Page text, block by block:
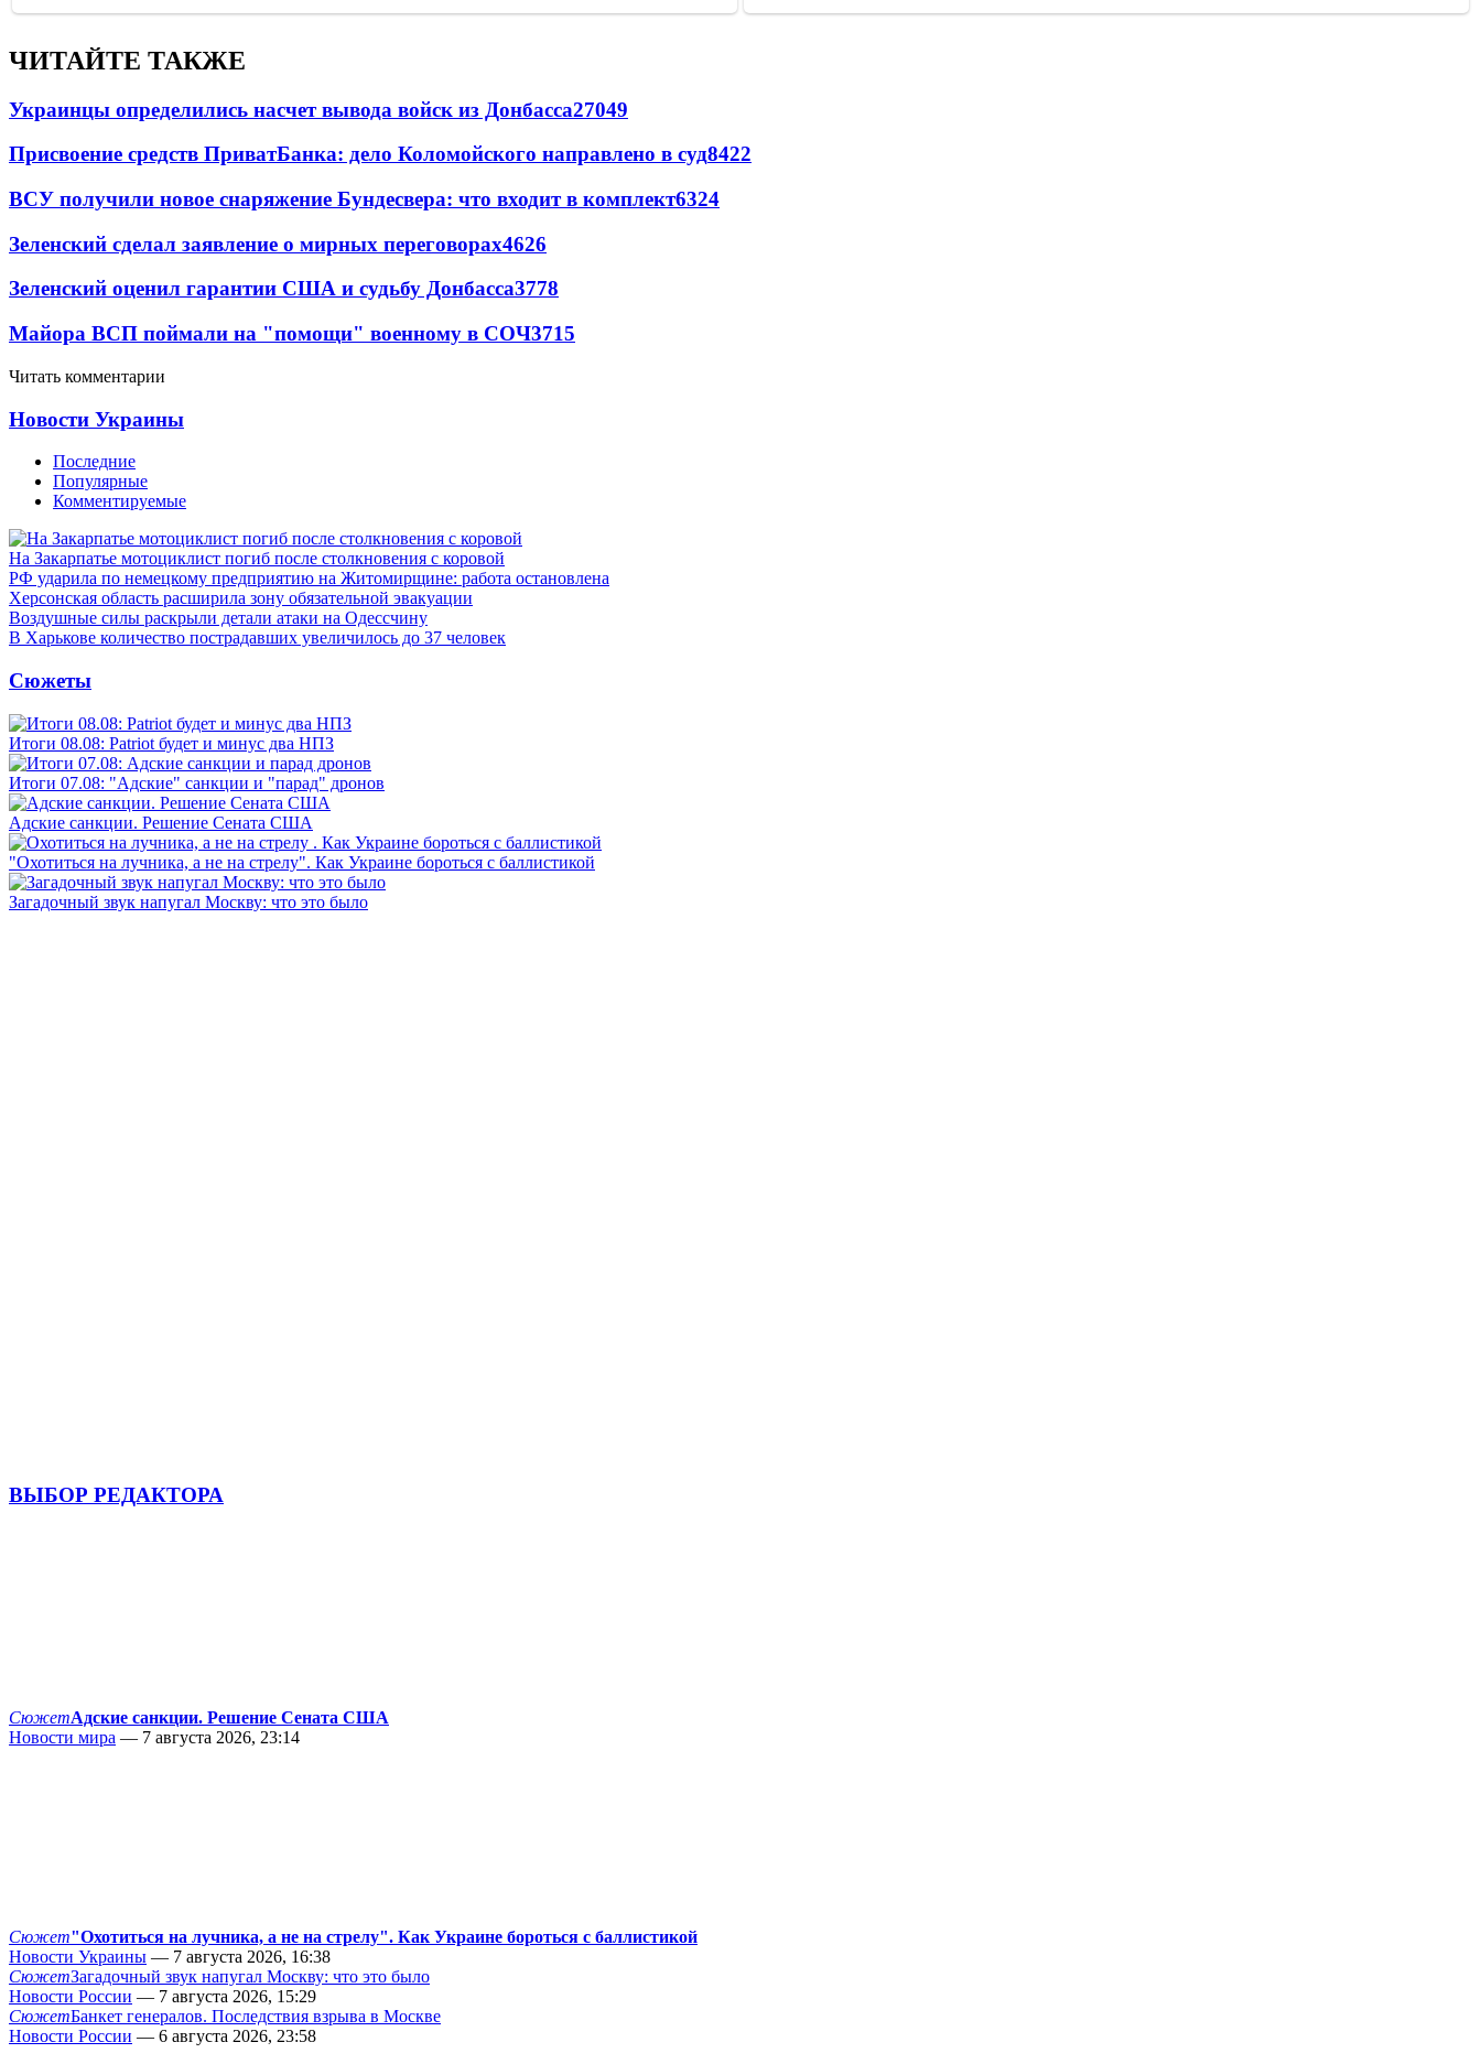
ЧИТАЙТЕ ТАКЖЕ
Украинцы определились насчет вывода войск из Донбасса27049
Присвоение средств ПриватБанка: дело Коломойского направлено в суд8422
ВСУ получили новое снаряжение Бундесвера: что входит в комплект6324
Зеленский сделал заявление о мирных переговорах4626
Зеленский оценил гарантии США и судьбу Донбасса3778
Майора ВСП поймали на "помощи" военному в СОЧ3715
Читать комментарии
Новости Украины
Последние
Популярные
Комментируемые
На Закарпатье мотоциклист погиб после столкновения с коровой
РФ ударила по немецкому предприятию на Житомирщине: работа остановлена
Херсонская область расширила зону обязательной эвакуации
Воздушные силы раскрыли детали атаки на Одессчину
В Харькове количество пострадавших увеличилось до 37 человек
Сюжеты
Итоги 08.08: Patriot будет и минус два НПЗ
Итоги 07.08: "Адские" санкции и "парад" дронов
Адские санкции. Решение Сената США
"Охотиться на лучника, а не на стрелу". Как Украине бороться с баллистикой
Загадочный звук напугал Москву: что это было
ВЫБОР РЕДАКТОРА
СюжетАдские санкции. Решение Сената США
Новости мира — 7 августа 2026, 23:14
Сюжет"Охотиться на лучника, а не на стрелу". Как Украине бороться с баллистикой
Новости Украины — 7 августа 2026, 16:38
СюжетЗагадочный звук напугал Москву: что это было
Новости России — 7 августа 2026, 15:29
СюжетБанкет генералов. Последствия взрыва в Москве
Новости России — 6 августа 2026, 23:58